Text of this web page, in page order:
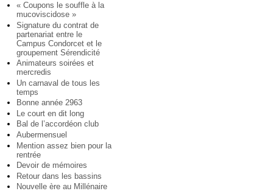
« Coupons le souffle à la
mucoviscidose »
Signature du contrat de
partenariat entre le
Campus Condorcet et le
groupement Sérendicité
Animateurs soirées et
mercredis
Un carnaval de tous les
temps
Bonne année 2963
Le court en dit long
Bal de l’accordéon club
Aubermensuel
Mention assez bien pour la
rentrée
Devoir de mémoires
Retour dans les bassins
Nouvelle ère au Millénaire